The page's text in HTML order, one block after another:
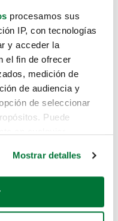
procesamos sus
IP, con tecnologías
y acceder la
el fin de ofrecer
medición de
de audiencia y
de seleccionar
Puede
ubicación geográfica
Mostrar detalles
como
aquí.
que estás